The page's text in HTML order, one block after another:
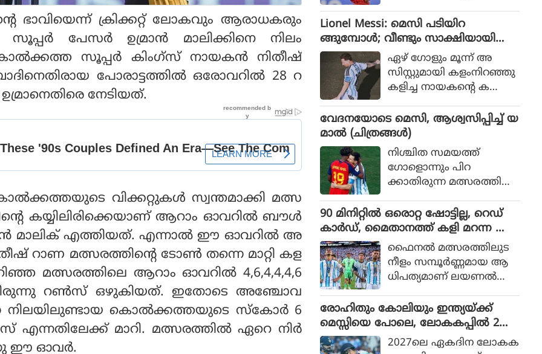
ഭാവിയെന്ന് ക്രിക്കറ്റ് ലോകവും ആരാധകരും
സൂപ്പർ പേസർ ഉമ്രാൻ മാലിക്കിനെ നിലം
സൂപ്പർ കിംഗ്സ് നായകൻ നിതീഷ്
പോരാട്ടത്തിൽ ഒരോവറിൽ 28 റ
നേടിയത്.
വിക്കറ്റുകൾ സ്വന്തമാക്കി മത്സ
കയ്യിലിരിക്കെയാണ് ആറാം ഓവറിൽ ബൗൾ
മാലിക് എത്തിയത്. എന്നാൽ ഈ ഓവറിൽ അ
റാണ മത്സരത്തിൻ്റെ ടോൺ തന്നെ മാറ്റി കള
മത്സരത്തിലെ ആറാം ഓവറിൽ 4,6,4,4,4,6
റൺസ് ഒഴുകിയത്. ഇതോടെ അഞ്ചോവ
നിലയിലുണ്ടായ കൊൽക്കത്തയുടെ സ്കോർ 6
എന്നതിലേക്ക് മാറി. മത്സരത്തിൽ ഏറെ നിർ
ഈ ഓവർ.
ളിച്ചിട്ടുള്ളത്.
Lionel Messi: മെസി പടിയിറ
ങ്ങുമ്പോൾ; വീണ്ടും സാക്ഷിയായി
മെറ്റ്‌ലൈഫ് ഏഴ് ഗോളും മൂന്ന് അ
സിസ്റ്റുമായി കളംനിറഞ്ഞു
കളിച്ച നായകന്റെ ക
36 വർഷങ്ങൾക്കു ശേഷം
വിശ്വകിരീടം
വേദനയോടെ മെസി, ആശ്വസിപ്പിച്ച് യ
മാൽ (ചിത്രങ്ങൾ)
നിശ്ചിത സമയത്ത്
ഗോളൊന്നും പിറ
ക്കാതിരുന്ന മത്സരത്തിൽ
സ്‌പെയിൻ ഗോൾ നേടിയ
ത്
90 മിനിറ്റിൽ ഒരൊറ്റ ഷോട്ടില്ല, റെഡ്
കാർഡ്, മൈതാനത്ത് കളി മറന്ന അർ
ജൻ്റീന, സ്പെയിനിന് മാത്രം അർഹത
പ്പെട്ട കിരീടം
ഫൈനല്‍ മത്സരത്തിലുട
നീളം സമ്പൂര്‍ണ്ണമായ ആ
ധിപത്യമാണ് ലയണല്‍
യുടെ മുകളില്‍ സ്‌പെയിന്‍
ചെലുത്തിയത്.
രോഹിതും കോലിയും ഇന്ത്യയ്ക്ക്
മെസ്സിയെ പോലെ, ലോകകപ്പിൽ 2
പേരും കളിക്കണമെന്ന് മുഹമ്മദ്
2027ലെ ഏകദിന ലോകക